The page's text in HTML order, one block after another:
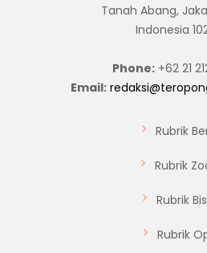
Tanah Abang,
Indonesia
Phone:+62 21
Email:
Rubrik
Rubrik
Rubrik
Rubrik